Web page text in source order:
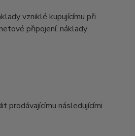
vzniklé kupujícímu při
připojení, náklady
prodávajícímu následujícími